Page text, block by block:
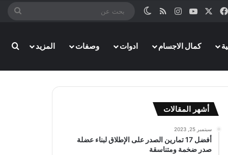
فيسبوك ‫YouTubeانستقرامملخص الموقع RSS
الوضع المظلم
كمال الاجسام ادوات وصفات المزيد
أشهر المقالات
سبتمبر 25, 2023
أفضل 17 تمارين الصدر على الإطلاق لبناء عضلة
صدر ضخمة ومتناسقة